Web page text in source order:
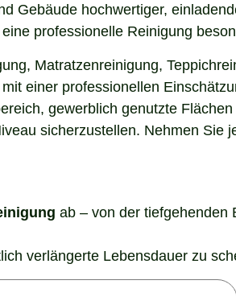
Gebäude hochwertiger,
professionelle Reinigung
Matratzenreinigung,
einer professionellen
gewerblich genutzte
sicherzustellen. Nehmen Sie
ab – von der tiefgehenden
verlängerte Lebensdauer zu